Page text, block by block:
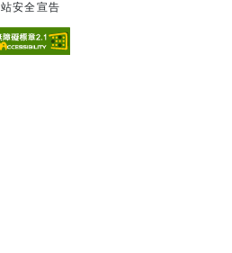
站安全宣告